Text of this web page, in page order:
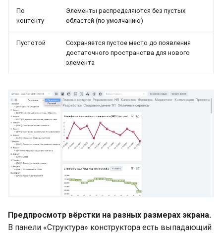
По
контенту
Элементы распределяются без пустых
областей (по умолчанию)
Пустотой
Сохраняется пустое место до появления
достаточного пространства для нового
элемента
Предпросмотр вёрстки на разных размерах экрана.
В панели «Структура» конструктора есть выпадающий